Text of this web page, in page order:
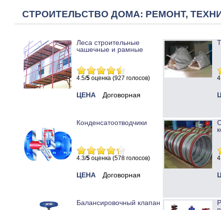
СТРОИТЕЛЬСТВО ДОМА: РЕМОНТ,
Леса строительные
чашечные и рамные
4.5/5 оценка (927 голосов)
ЦЕНА Договорная
Конденсатоотводчики
4.3/5 оценка (578 голосов)
ЦЕНА Договорная
Балансировочный клапан